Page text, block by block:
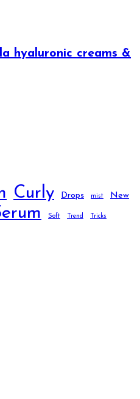
hyaluronic creams &
Curly Drops mist New
Soft Trend Tricks